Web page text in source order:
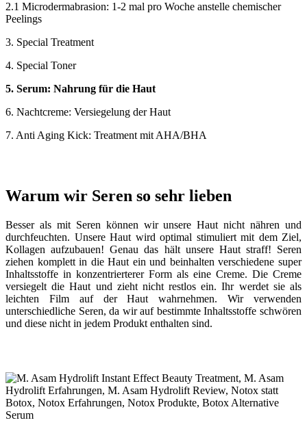
2.1 Microdermabrasion: 1-2 mal pro Woche anstelle chemischer
Peelings
3. Special Treatment
4. Special Toner
5. Serum: Nahrung für die Haut
6. Nachtcreme: Versiegelung der Haut
7. Anti Aging Kick: Treatment mit AHA/BHA
Warum wir Seren so sehr lieben
Besser als mit Seren können wir unsere Haut nicht nähren und
durchfeuchten. Unsere Haut wird optimal stimuliert mit dem Ziel,
Kollagen aufzubauen! Genau das hält unsere Haut straff! Seren
ziehen komplett in die Haut ein und beinhalten verschiedene super
Inhaltsstoffe in konzentrierterer Form als eine Creme. Die Creme
versiegelt die Haut und zieht nicht restlos ein. Ihr werdet sie als
leichten Film auf der Haut wahrnehmen. Wir verwenden
unterschiedliche Seren, da wir auf bestimmte Inhaltsstoffe schwören
und diese nicht in jedem Produkt enthalten sind.